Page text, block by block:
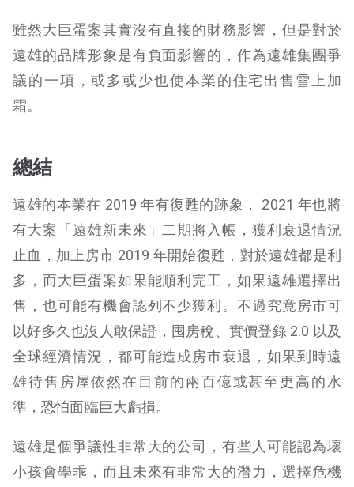
雖然大巨蛋案其實沒有直接的財務影響，但是對於
遠雄的品牌形象是有負面影響的，作為遠雄集團爭
議的一項，或多或少也使本業的住宅出售雪上加
霜。
總結
遠雄的本業在 2019 年有復甦的跡象， 2021 年也將
有大案「遠雄新未來」二期將入帳，獲利衰退情況
止血，加上房市 2019 年開始復甦，對於遠雄都是利
多，而大巨蛋案如果能順利完工，如果遠雄選擇出
售，也可能有機會認列不少獲利。不過究竟房市可
以好多久也沒人敢保證，囤房稅、實價登錄 2.0 以及
全球經濟情況，都可能造成房市衰退，如果到時遠
雄待售房屋依然在目前的兩百億或甚至更高的水
準，恐怕面臨巨大虧損。
遠雄是個爭議性非常大的公司，有些人可能認為壞
小孩會學乖，而且未來有非常大的潛力，選擇危機